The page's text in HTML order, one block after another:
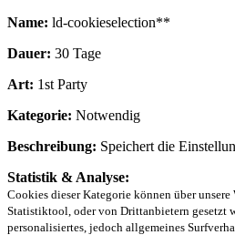
Name: ld-cookieselection**
Dauer: 30 Tage
Art: 1st Party
Kategorie: Notwendig
Beschreibung: Speichert die
Statistik & Analyse:
Cookies dieser Kategorie können über unsere
Statistiktool, oder von Drittanbietern gesetzt
personalisiertes, jedoch allgemeines